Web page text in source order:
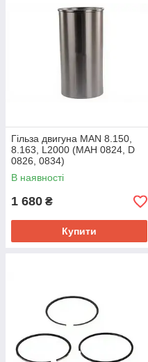
Гільза двигуна MAN 8.150,
8.163, L2000 (МАН 0824, D
0826, 0834)
В наявності
1 680 ₴
Купити